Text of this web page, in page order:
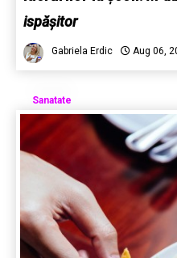
ispășitor
Gabriela Erdic Aug 06,
Sanatate